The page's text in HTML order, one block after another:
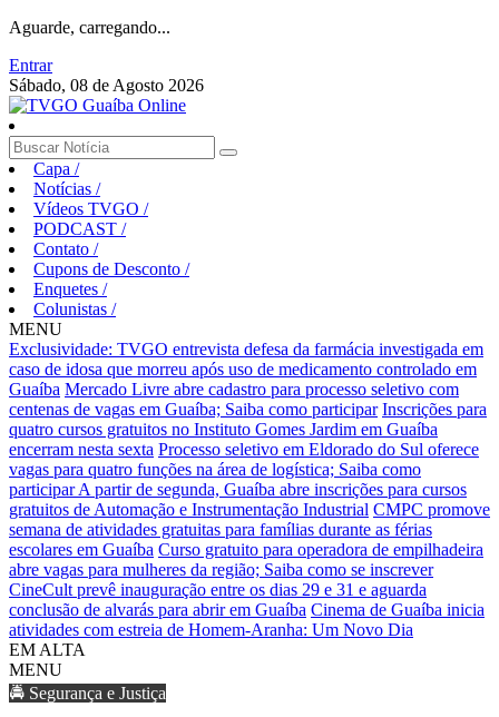
Aguarde, carregando...
Entrar
Sábado, 08 de Agosto 2026
Capa /
Notícias /
Vídeos TVGO /
PODCAST /
Contato /
Cupons de Desconto /
Enquetes /
Colunistas /
MENU
Exclusividade: TVGO entrevista defesa da farmácia investigada em
caso de idosa que morreu após uso de medicamento controlado em
Guaíba Mercado Livre abre cadastro para processo seletivo com
centenas de vagas em Guaíba; Saiba como participar Inscrições para
quatro cursos gratuitos no Instituto Gomes Jardim em Guaíba
encerram nesta sexta Processo seletivo em Eldorado do Sul oferece
vagas para quatro funções na área de logística; Saiba como
participarA partir de segunda, Guaíba abre inscrições para cursos
gratuitos de Automação e Instrumentação Industrial CMPC promove
semana de atividades gratuitas para famílias durante as férias
escolares em Guaíba Curso gratuito para operadora de empilhadeira
abre vagas para mulheres da região; Saiba como se inscrever
CineCult prevê inauguração entre os dias 29 e 31 e aguarda
conclusão de alvarás para abrir em Guaíba Cinema de Guaíba inicia
atividades com estreia de Homem-Aranha: Um Novo Dia
EM ALTA
MENU
🚔 Segurança e Justiça